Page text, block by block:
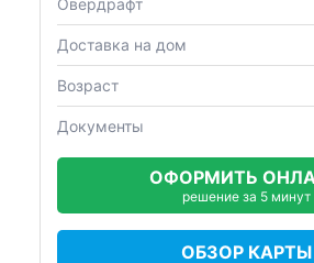
Доставка на дом
Возраст
Документы
ОФОРМИТЬ
решение за 5 минут
ОБЗОР КАРТЫ